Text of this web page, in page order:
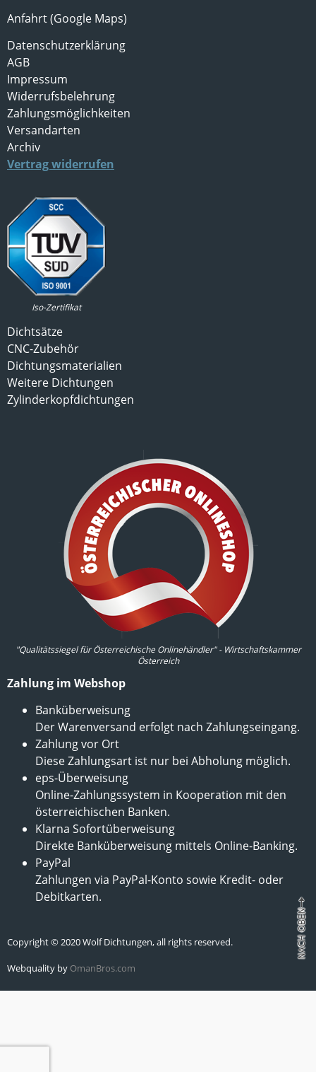
Anfahrt (Google Maps)
Datenschutzerklärung
AGB
Impressum
Widerrufsbelehrung
Zahlungsmöglichkeiten
Versandarten
Archiv
Vertrag widerrufen
Iso-Zertifikat
Dichtsätze
CNC-Zubehör
Dichtungsmaterialien
Weitere Dichtungen
Zylinderkopfdichtungen
"Qualitätssiegel für Österreichische Onlinehändler" - Wirtschaftskammer
Österreich
Zahlung im Webshop
Banküberweisung
Der Warenversand erfolgt nach Zahlungseingang.
Zahlung vor Ort
Diese Zahlungsart ist nur bei Abholung möglich.
eps-Überweisung
Online-Zahlungssystem in Kooperation mit den
österreichischen Banken.
Klarna Sofortüberweisung
Direkte Banküberweisung mittels Online-Banking.
PayPal
Zahlungen via PayPal-Konto sowie Kredit- oder
Debitkarten.
Copyright © 2020 Wolf Dichtungen, all rights reserved.
Webquality by OmanBros.com